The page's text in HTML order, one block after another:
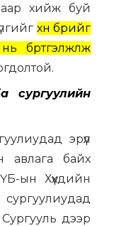
хийж буй
хүн бүрийг
сургуулийн
эрүүл
авлага байх
ын Хүүхдийн
сургуулиудад
Сургууль дээр